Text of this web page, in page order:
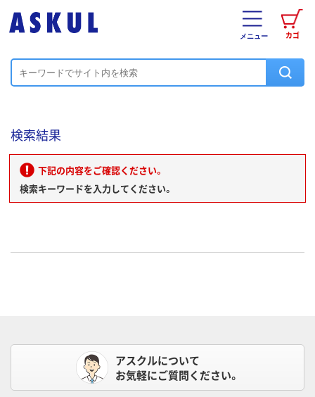
カゴ
メニュー
検索結果
下記の内容をご確認ください。
検索キーワードを入力してください。
アスクルについて
お気軽にご質問ください。